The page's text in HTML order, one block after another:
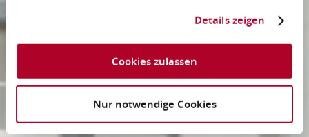
Details zeigen
Cookies zulassen
Nur notwendige Cookies